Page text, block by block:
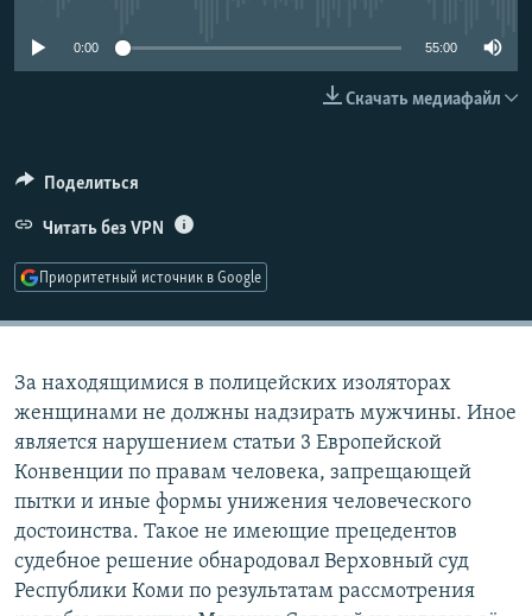
Все сайты РСЕ/РС
0:00 55:00
Скачать медиафайл
Поделиться
Читать без VPN
Приоритетный источник в Google
За находящимися в полицейских изоляторах
женщинами не должны надзирать мужчины. Иное
является нарушением статьи 3 Европейской
Конвенции по правам человека, запрещающей
пытки и иные формы унижения человеческого
достоинства. Такое не имеющие прецедентов
судебное решение обнародовал Верховный суд
Республики Коми по результатам рассмотрения